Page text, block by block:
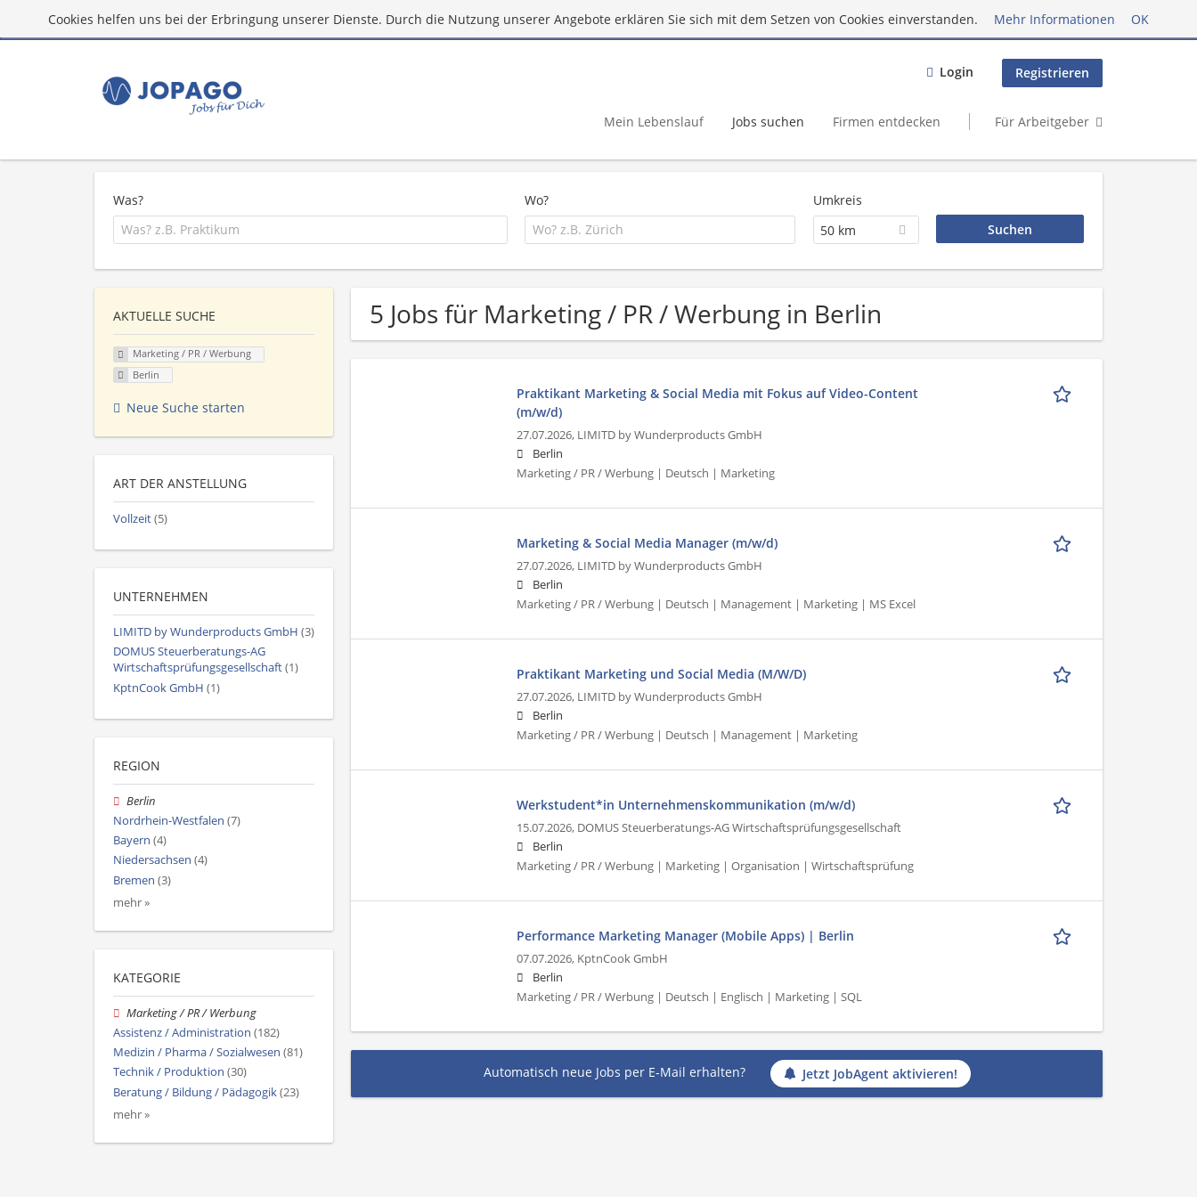
Cookies helfen uns bei der Erbringung unserer Dienste. Durch die Nutzung unserer Angebote erklären Sie sich mit dem Setzen von Cookies einverstanden. Mehr Informationen OK
Login Registrieren
Mein Lebenslauf Jobs suchen Firmen entdecken Für Arbeitgeber
Was? Wo?
Umkreis
50 km
5 Jobs für Marketing / PR / Werbung in Berlin
Praktikant Marketing & Social Media mit Fokus auf Video-Content
(m/w/d)
27.07.2026, LIMITD by Wunderproducts GmbH
Berlin
Marketing / PR / Werbung | Deutsch | Marketing
Marketing & Social Media Manager (m/w/d)
27.07.2026, LIMITD by Wunderproducts GmbH
Berlin
Marketing / PR / Werbung | Deutsch | Management | Marketing | MS Excel
Praktikant Marketing und Social Media (M/W/D)
27.07.2026, LIMITD by Wunderproducts GmbH
Berlin
Marketing / PR / Werbung | Deutsch | Management | Marketing
Werkstudent*in Unternehmenskommunikation (m/w/d)
15.07.2026, DOMUS Steuerberatungs-AG Wirtschaftsprüfungsgesellschaft
Berlin
Marketing / PR / Werbung | Marketing | Organisation | Wirtschaftsprüfung
Performance Marketing Manager (Mobile Apps) | Berlin
07.07.2026, KptnCook GmbH
Berlin
Marketing / PR / Werbung | Deutsch | Englisch | Marketing | SQL
Automatisch neue Jobs per E-Mail erhalten? Jetzt JobAgent aktivieren!
AKTUELLE SUCHE
Marketing / PR / Werbung
Berlin
Neue Suche starten
ART DER ANSTELLUNG
Vollzeit(5)
UNTERNEHMEN
LIMITD by Wunderproducts GmbH (3)
DOMUS Steuerberatungs-AG
Wirtschaftsprüfungsgesellschaft(1)
KptnCook GmbH (1)
REGION
Berlin
Nordrhein-Westfalen (7)
Bayern (4)
Niedersachsen (4)
Bremen (3)
mehr »
KATEGORIE
Marketing / PR / Werbung
Assistenz / Administration (182)
Medizin / Pharma / Sozialwesen (81)
Technik / Produktion (30)
Beratung / Bildung / Pädagogik(23)
mehr »